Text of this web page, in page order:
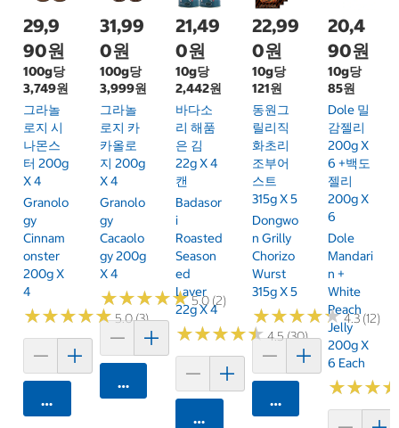
29,9
90원
100g당
3,749원
그라놀
로지 시
나몬스
터 200g
X 4
Granolo
Gy
Cinnam
Onster
200g X
4
★★★★★
★★★★★5.0 (3)
카트에 담기
31,99
0원
100g당
3,999원
그라놀
로지 카
카올로
지 200g
X 4
Granolo
Gy
Cacaolo
Gy 200g
X 4
★★★★★
★★★★★5.0 (2)
카트에 담기
21,49
0원
10g당
2,442원
바다소
리 해품
은 김
22g X 4
캔
Badasor
I
Roasted
Season
Ed
Laver
22g X 4
★★★★★
★★★★★4.5 (30)
카트에 담기
22,99
0원
10g당
121원
동원그
릴리직
화초리
조부어
스트
315g X 5
Dongwo
N Grilly
Chorizo
Wurst
315g X 5
★★★★★
★★★★★4.3 (12)
카트에 담기
20,4
90원
10g당
85원
Dole 밀
감젤리
200g X
6 +백도
젤리
200g X
6
Dole
Mandari
N +
White
Peach
Jelly
200g X
6 Each
★★★
★★★